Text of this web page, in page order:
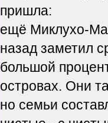
пришла:
ещё Миклухо-
назад заметил
большой
островах. Они
но семьи